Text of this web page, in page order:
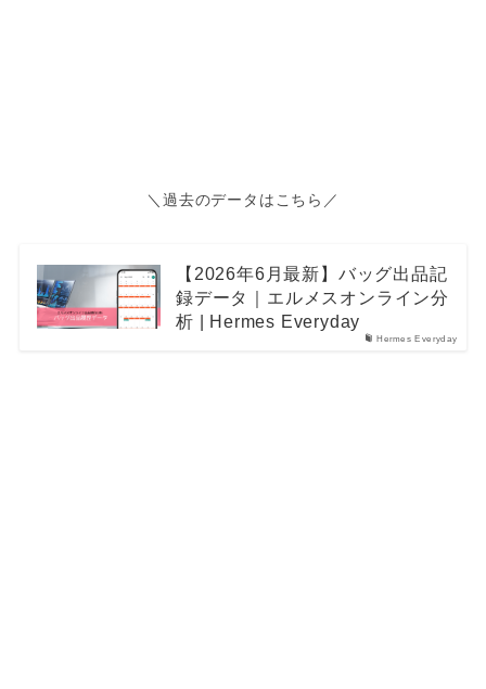
＼過去のデータはこちら／
Hermes Everyday
【2026年6月最新】バッグ出品記
録データ｜エルメスオンライン分
析 | Hermes Everyday